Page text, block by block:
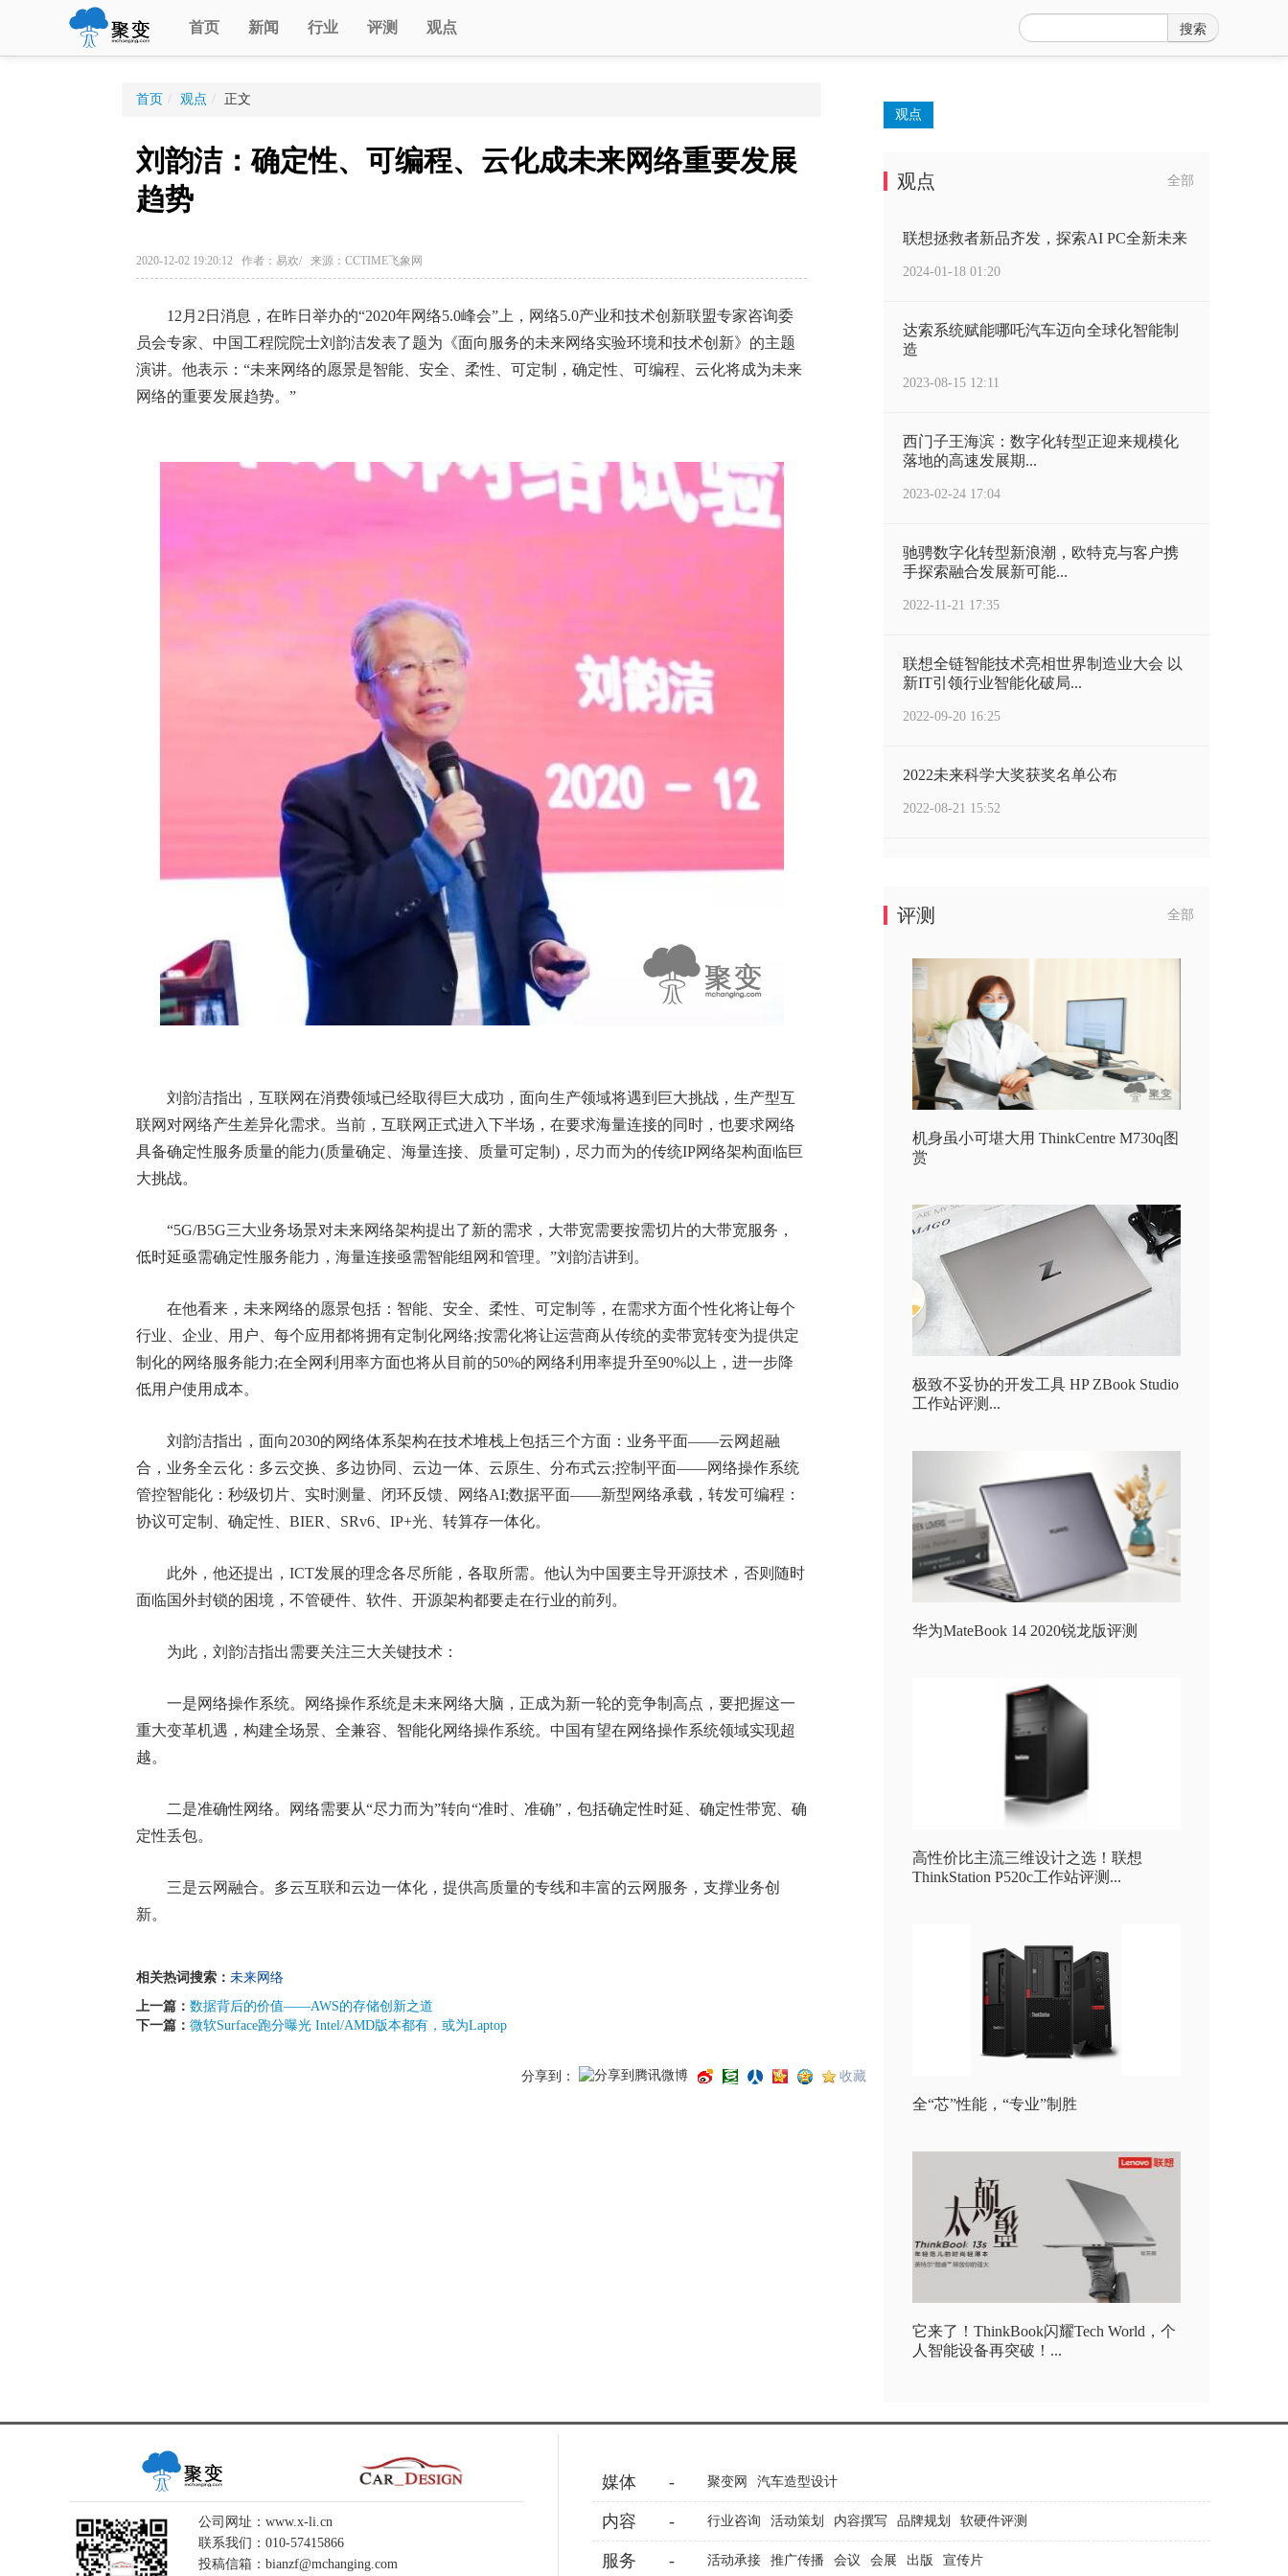
搜索
首页 新闻 行业 评测 观点
首页 / 观点 / 正文
刘韵洁：确定性、可编程、云化成未来网络重要发展
趋势
2020-12-02 19:20:12 作者：易欢/ 来源：CCTIME飞象网
12月2日消息，在昨日举办的“2020年网络5.0峰会”上，网络5.0产业和技术创新联盟专家咨询委
员会专家、中国工程院院士刘韵洁发表了题为《面向服务的未来网络实验环境和技术创新》的主题
演讲。他表示：“未来网络的愿景是智能、安全、柔性、可定制，确定性、可编程、云化将成为未来
网络的重要发展趋势。”
刘韵洁指出，互联网在消费领域已经取得巨大成功，面向生产领域将遇到巨大挑战，生产型互
联网对网络产生差异化需求。当前，互联网正式进入下半场，在要求海量连接的同时，也要求网络
具备确定性服务质量的能力(质量确定、海量连接、质量可定制)，尽力而为的传统IP网络架构面临巨
大挑战。
“5G/B5G三大业务场景对未来网络架构提出了新的需求，大带宽需要按需切片的大带宽服务，
低时延亟需确定性服务能力，海量连接亟需智能组网和管理。”刘韵洁讲到。
在他看来，未来网络的愿景包括：智能、安全、柔性、可定制等，在需求方面个性化将让每个
行业、企业、用户、每个应用都将拥有定制化网络;按需化将让运营商从传统的卖带宽转变为提供定
制化的网络服务能力;在全网利用率方面也将从目前的50%的网络利用率提升至90%以上，进一步降
低用户使用成本。
刘韵洁指出，面向2030的网络体系架构在技术堆栈上包括三个方面：业务平面——云网超融
合，业务全云化：多云交换、多边协同、云边一体、云原生、分布式云;控制平面——网络操作系统
管控智能化：秒级切片、实时测量、闭环反馈、网络AI;数据平面——新型网络承载，转发可编程：
协议可定制、确定性、BIER、SRv6、IP+光、转算存一体化。
此外，他还提出，ICT发展的理念各尽所能，各取所需。他认为中国要主导开源技术，否则随时
面临国外封锁的困境，不管硬件、软件、开源架构都要走在行业的前列。
为此，刘韵洁指出需要关注三大关键技术：
一是网络操作系统。网络操作系统是未来网络大脑，正成为新一轮的竞争制高点，要把握这一
重大变革机遇，构建全场景、全兼容、智能化网络操作系统。中国有望在网络操作系统领域实现超
越。
二是准确性网络。网络需要从“尽力而为”转向“准时、准确”，包括确定性时延、确定性带宽、确
定性丢包。
三是云网融合。多云互联和云边一体化，提供高质量的专线和丰富的云网服务，支撑业务创
新。
相关热词搜索： 未来网络
上一篇： 数据背后的价值——AWS的存储创新之道
下一篇： 微软Surface跑分曝光 Intel/AMD版本都有，或为Laptop
分享到： 收藏
观点
全部
观点
联想拯救者新品齐发，探索AI PC全新未来
2024-01-18 01:20
达索系统赋能哪吒汽车迈向全球化智能制
造
2023-08-15 12:11
西门子王海滨：数字化转型正迎来规模化
落地的高速发展期...
2023-02-24 17:04
驰骋数字化转型新浪潮，欧特克与客户携
手探索融合发展新可能...
2022-11-21 17:35
联想全链智能技术亮相世界制造业大会 以
新IT引领行业智能化破局...
2022-09-20 16:25
2022未来科学大奖获奖名单公布
2022-08-21 15:52
全部
评测
机身虽小可堪大用 ThinkCentre M730q图
赏
极致不妥协的开发工具 HP ZBook Studio
工作站评测...
华为MateBook 14 2020锐龙版评测
高性价比主流三维设计之选！联想
ThinkStation P520c工作站评测...
全“芯”性能，“专业”制胜
它来了！ThinkBook闪耀Tech World，个
人智能设备再突破！...
公司网址：www.x-li.cn
联系我们：010-57415866
投稿信箱：bianzf@mchanging.com
媒体 - 聚变网 汽车造型设计
内容 - 行业咨询 活动策划 内容撰写 品牌规划 软硬件评测
服务 - 活动承接 推广传播 会议 会展 出版 宣传片